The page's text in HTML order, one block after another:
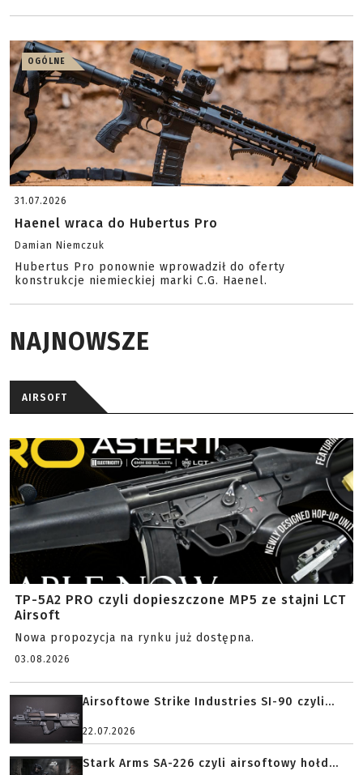
OGÓLNE
31.07.2026
Haenel wraca do Hubertus Pro
Damian Niemczuk
Hubertus Pro ponownie wprowadził do oferty
konstrukcje niemieckiej marki C.G. Haenel.
NAJNOWSZE
AIRSOFT
TP-5A2 PRO czyli dopieszczone MP5 ze stajni LCT
Airsoft
Nowa propozycja na rynku już dostępna.
03.08.2026
Airsoftowe Strike Industries SI-90 czyli...
22.07.2026
Stark Arms SA-226 czyli airsoftowy hołd...